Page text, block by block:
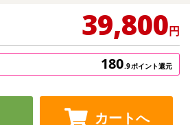
39,800円
180.9ポイント還元
カートへ